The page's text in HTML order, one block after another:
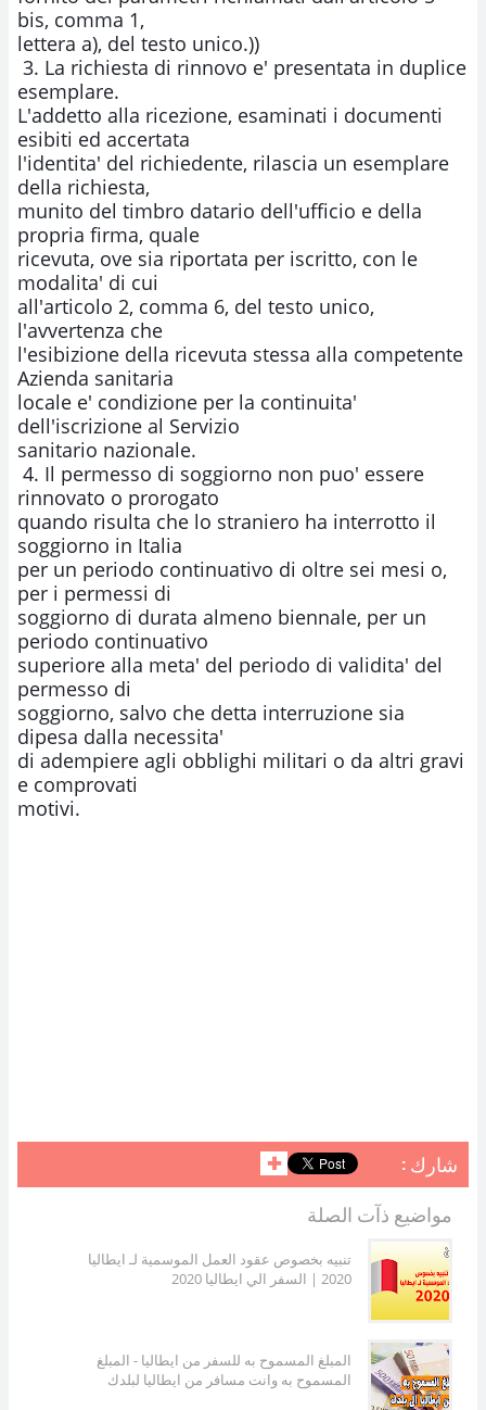
bis, comma 1,
lettera a), del testo unico.))
esemplare.
L'addetto alla ricezione, esaminati i documenti
esibiti ed accertata
l'identita' del richiedente, rilascia un esemplare
della richiesta,
munito del timbro datario dell'ufficio e della
propria firma, quale
ricevuta, ove sia riportata per iscritto, con le
modalita' di cui
all'articolo 2, comma 6, del testo unico,
l'avvertenza che
l'esibizione della ricevuta stessa alla competente
Azienda sanitaria
locale e' condizione per la continuita'
dell'iscrizione al Servizio
sanitario nazionale.
rinnovato o prorogato
quando risulta che lo straniero ha interrotto il
soggiorno in Italia
per un periodo continuativo di oltre sei mesi o,
per i permessi di
soggiorno di durata almeno biennale, per un
periodo continuativo
superiore alla meta' del periodo di validita' del
permesso di
soggiorno, salvo che detta interruzione sia
dipesa dalla necessita'
di adempiere agli obblighi militari o da altri gravi
e comprovati
motivi.
شارك : ✚
مواضيع ذآت الصلة
تنبيه بخصوص عقود العمل الموسمية لـ ايطاليا
2020 | السفر الي ايطاليا 2020
المبلغ المسموح به للسفر من ايطاليا - المبلغ
المسموح به وانت مسافر من ايطاليا لبلدك